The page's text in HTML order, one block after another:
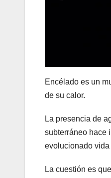
Encélado es un
de su calor.
La presencia de
subterráneo hace
evolucionado vida
La cuestión es